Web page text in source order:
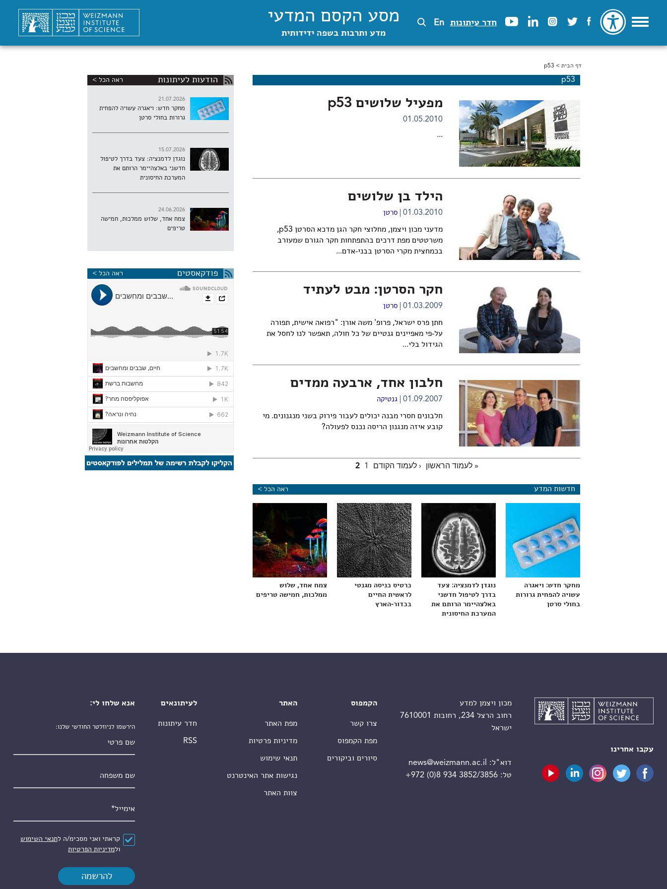
חדר עיתונות En מסע הקסם המדעי
מדע ותרבות בשפה ידידותית
הינך נמצא כאן
דף הבית > p53
p53
מפעיל שלושים p53
01.05.2010
...
הילד בן שלושים
01.03.2010 סרטן
מדעני מכון ויצמן, מחלוצי חקר הגן מדכא הסרטן p53,
משרטטים מפת דרכים בהתפתחות חקר הגורם שמעורב
בכמחצית מקרי הסרטן בבני-אדם...
חקר הסרטן: מבט לעתיד
01.03.2009 סרטן
חתן פרס ישראל, פרופ' משה אורן: "רפואה אישית, תפורה
על-פי מאפיינים גנטיים של כל חולה, תאפשר לנו לחסל את
הגידול בלי...
חלבון אחד, ארבעה ממדים
01.09.2007 גנטיקה
חלבונים חסרי מבנה יכולים לעבור פירוק בשני מנגנונים. מי
קובע איזה מנגנון הריסה נכנס לפעולה?
« לעמוד הראשון ‹ לעמוד הקודם 1
2
חדשות המדע ראה הכל >
מחקר חדש: ויאגרה
עשויה להפחית גרורות
בחולי סרטן
נוגדן לדמנציה: צעד
בדרך לטיפול חדשני
באלצהיימר הרותם את
המערכת החיסונית
כרטיס כניסה מגנטי
לראשית החיים
בכדור-הארץ
צמח אחד, שלוש
ממלכות, חמישה טריפים
הודעות לעיתונות ראה הכל >
21.07.2026
מחקר חדש: ויאגרה עשויה להפחית
גרורות בחולי סרטן
15.07.2026
נוגדן לדמנציה: צעד בדרך לטיפול
חדשני באלצהיימר הרותם את
המערכת החיסונית
24.06.2026
צמח אחד, שלוש ממלכות, חמישה
טריפים
פודקאסטים ראה הכל >
עקבו אחרינו
מכון ויצמן למדע
רחוב הרצל 234, רחובות 7610001
ישראל
דוא"ל:
news@weizmann.ac.il
טל:+972 (0)8 934 3852/3856
הקמפוס
צרו קשר
מפת הקמפוס
סיורים וביקורים
האתר
מפת האתר
מדיניות פרטיות
תנאי שימוש
נגישות אתר האינטרנט
צוות האתר
לעיתונאים
חדר עיתונות
RSS
אנא שלחו לי:
הירשמו לניוזלטר החודשי שלנו:
הסכם*
קראתי ואני מסכימ/ה לתנאי השימוש
ולמדיניות הפרטיות